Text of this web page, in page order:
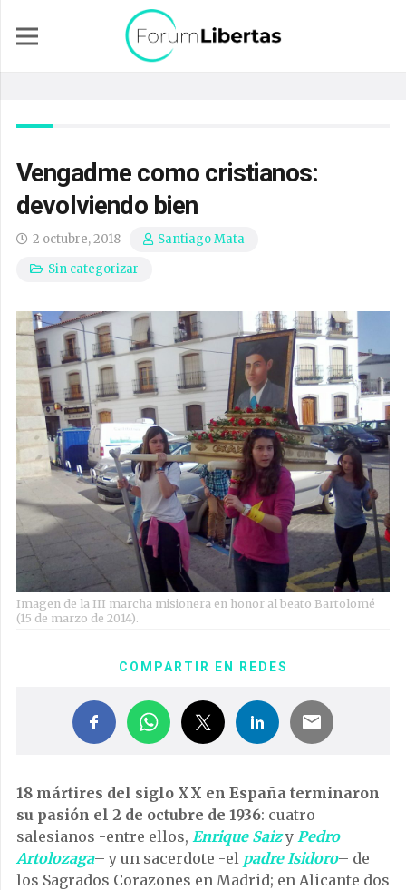
Vengadme como cristianos:
devolviendo bien
2 octubre, 2018
Santiago Mata
Sin categorizar
Imagen de la III marcha misionera en honor al beato Bartolomé
(15 de marzo de 2014).
COMPARTIR EN REDES
18 mártires del siglo XX en España terminaron
su pasión el 2 de octubre de 1936: cuatro
salesianos -entre ellos, Enrique Saizy Pedro
Artolozaga– y un sacerdote -el padre Isidoro– de
los Sagrados Corazones en Madrid; en Alicante dos